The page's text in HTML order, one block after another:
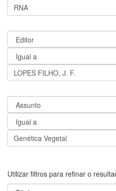
Utilizar filtros para refinar o